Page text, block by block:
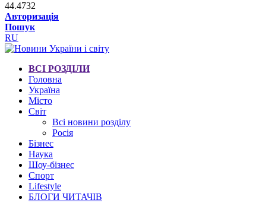
44.4732
Авторизація
Пошук
RU
ВСІ РОЗДІЛИ
Головна
Україна
Місто
Світ
Всі новини розділу
Росія
Бізнес
Наука
Шоу-бізнес
Спорт
Lifestyle
БЛОГИ ЧИТАЧІВ